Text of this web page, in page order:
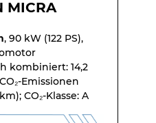
MICRA
, 90 kW (122 PS),
kombiniert: 14,2
Emissionen
CO₂-Klasse: A